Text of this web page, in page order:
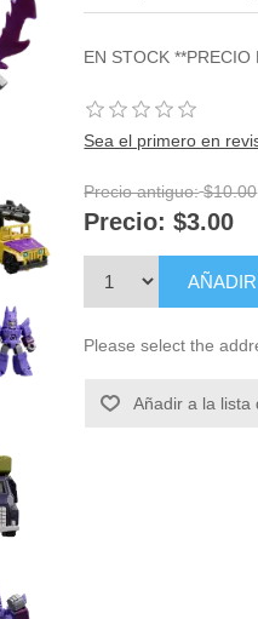
EN STOCK **PRECIO
Sea el primero en
Precio antiguo: $10.00
Precio: $3.00
Please select the
Añadir a la lista